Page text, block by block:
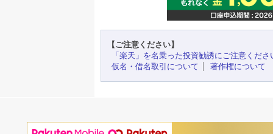
【ご注意ください】
「楽天」を名乗った投資勧誘にご注意くださ
仮名・借名取引について
著作権について